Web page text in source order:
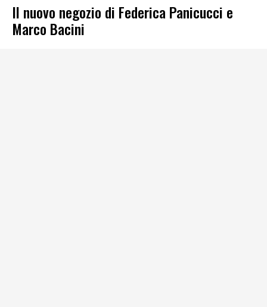
Il nuovo negozio di Federica Panicucci e
Marco Bacini